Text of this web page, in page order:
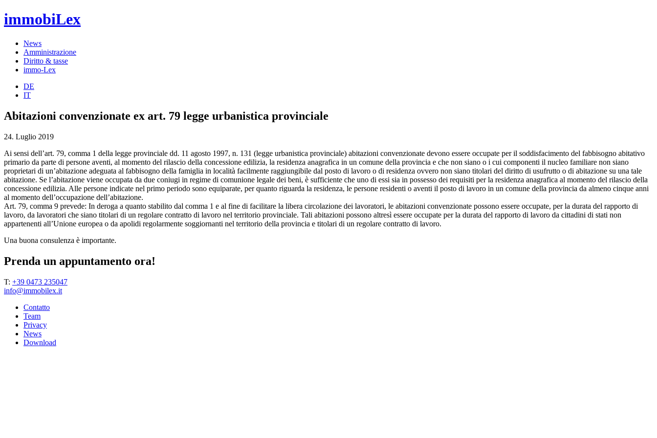
immobiLex
News
Amministrazione
Diritto & tasse
immo-Lex
DE
IT
Abitazioni convenzionate ex art. 79 legge urbanistica provinciale
24. Luglio 2019
Ai sensi dell’art. 79, comma 1 della legge provinciale dd. 11 agosto 1997, n. 131 (legge urbanistica provinciale) abitazioni convenzionate devono essere occupate per il soddisfacimento del fabbisogno abitativo
primario da parte di persone aventi, al momento del rilascio della concessione edilizia, la residenza anagrafica in un comune della provincia e che non siano o i cui componenti il nucleo familiare non siano
proprietari di un’abitazione adeguata al fabbisogno della famiglia in località facilmente raggiungibile dal posto di lavoro o di residenza ovvero non siano titolari del diritto di usufrutto o di abitazione su una tale
abitazione. Se l’abitazione viene occupata da due coniugi in regime di comunione legale dei beni, è sufficiente che uno di essi sia in possesso dei requisiti per la residenza anagrafica al momento del rilascio della
concessione edilizia. Alle persone indicate nel primo periodo sono equiparate, per quanto riguarda la residenza, le persone residenti o aventi il posto di lavoro in un comune della provincia da almeno cinque anni
al momento dell’occupazione dell’abitazione.
Art. 79, comma 9 prevede: In deroga a quanto stabilito dal comma 1 e al fine di facilitare la libera circolazione dei lavoratori, le abitazioni convenzionate possono essere occupate, per la durata del rapporto di
lavoro, da lavoratori che siano titolari di un regolare contratto di lavoro nel territorio provinciale. Tali abitazioni possono altresì essere occupate per la durata del rapporto di lavoro da cittadini di stati non
appartenenti all’Unione europea o da apolidi regolarmente soggiornanti nel territorio della provincia e titolari di un regolare contratto di lavoro.
Una buona consulenza è importante.
Prenda un appuntamento ora!
T: +39 0473 235047
info@immobilex.it
Contatto
Team
Privacy
News
Download